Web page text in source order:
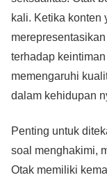
kali. Ketika konten
terhadap
memengaruhi
dalam kehidupan
Penting untuk
soal menghakimi,
Otak memiliki